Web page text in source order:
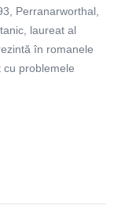
Perranarworthal​,
laureat al
în romanele
problemele